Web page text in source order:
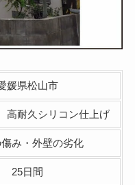
媛県松山市
耐久シリコン仕上げ
み・外壁の劣化
25日間